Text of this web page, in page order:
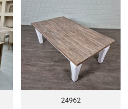
24962